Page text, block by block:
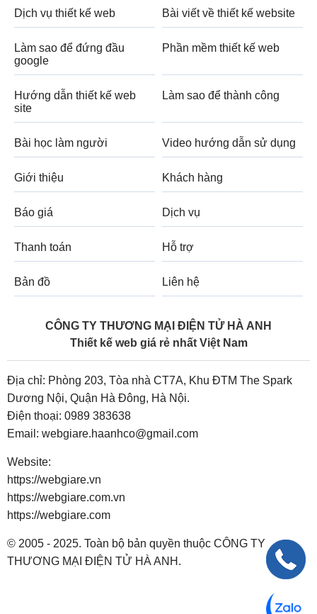
Dịch vụ thiết kế web Bài viết về thiết kế website
Làm sao để đứng đầu
google
Phần mềm thiết kế web
Hướng dẫn thiết kế web
site
Làm sao để thành công
Bài học làm người Video hướng dẫn sử dụng
Giới thiệu Khách hàng
Báo giá Dịch vụ
Thanh toán Hỗ trợ
Bản đồ Liên hệ
CÔNG TY THƯƠNG MẠI ĐIỆN TỬ HÀ ANH
Thiết kế web giá rẻ nhất Việt Nam
Địa chỉ: Phòng 203, Tòa nhà CT7A, Khu ĐTM The Spark
Dương Nội, Quận Hà Đông, Hà Nội.
Điện thoại: 0989 383638
Email: webgiare.haanhco@gmail.com
Website:
https://webgiare.vn
https://webgiare.com.vn
https://webgiare.com
© 2005 - 2025. Toàn bộ bản quyền thuộc CÔNG TY
THƯƠNG MẠI ĐIỆN TỬ HÀ ANH.